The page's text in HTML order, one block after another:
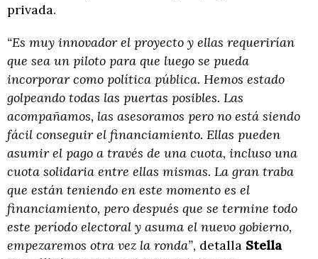
privada.
“Es muy innovador el proyecto y ellas requerirían
que sea un piloto para que luego se pueda
incorporar como política pública. Hemos estado
golpeando todas las puertas posibles. Las
acompañamos, las asesoramos pero no está siendo
fácil conseguir el financiamiento. Ellas pueden
asumir el pago a través de una cuota, incluso una
cuota solidaria entre ellas mismas. La gran traba
que están teniendo en este momento es el
financiamiento, pero después que se termine todo
este período electoral y asuma el nuevo gobierno,
empezaremos otra vez la ronda”, detalla Stella